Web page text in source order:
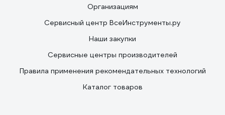
Организациям
Сервисный центр ВсеИнструменты.ру
Наши закупки
Сервисные центры производителей
Правила применения рекомендательных технологий
Каталог товаров